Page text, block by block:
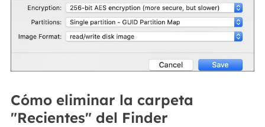
Cómo eliminar la carpeta
"Recientes" del Finder